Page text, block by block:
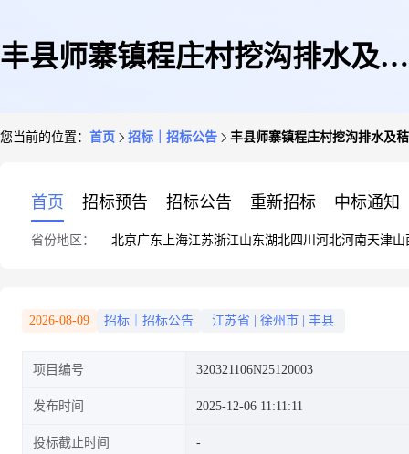
丰县师寨镇程庄村挖沟排水及秸
您当前的位置： 首页 招标｜招标公告 丰县师寨镇程庄村挖沟排水及
首页 招标预告 招标公告 重新招标 中标通知
省份地区： 北京广东 上海江苏浙江山东湖北四川 河北河南天津山
2026-08-09 招标｜招标公告 江苏省 徐州市 丰县
项目编号 320321106N25120003
发布时间 2025-12-06 11:11:11
投标截止时间